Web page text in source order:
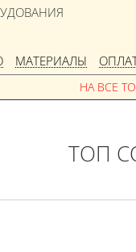
МАТЕРИАЛЫ
ТОП